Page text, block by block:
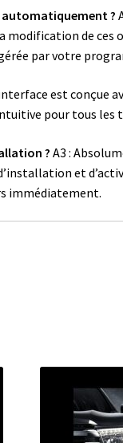
automatiquement ?
modification de ces
par votre
est conçue
pour tous les
? A3 :
et
immédiatement.